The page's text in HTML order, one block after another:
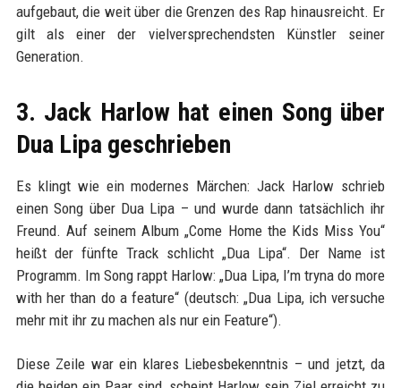
aufgebaut, die weit über die Grenzen des Rap hinausreicht. Er
gilt als einer der vielversprechendsten Künstler seiner
Generation.
3. Jack Harlow hat einen Song über
Dua Lipa geschrieben
Es klingt wie ein modernes Märchen: Jack Harlow schrieb
einen Song über Dua Lipa – und wurde dann tatsächlich ihr
Freund. Auf seinem Album „Come Home the Kids Miss You“
heißt der fünfte Track schlicht „Dua Lipa“. Der Name ist
Programm. Im Song rappt Harlow: „Dua Lipa, I’m tryna do more
with her than do a feature“ (deutsch: „Dua Lipa, ich versuche
mehr mit ihr zu machen als nur ein Feature“).
Diese Zeile war ein klares Liebesbekenntnis – und jetzt, da